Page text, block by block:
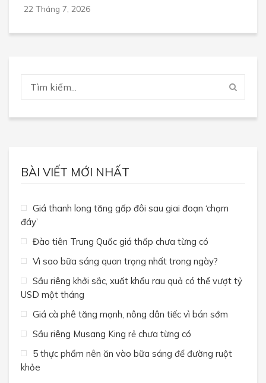
22 Tháng 7, 2026
BÀI VIẾT MỚI NHẤT
Giá thanh long tăng gấp đôi sau giai đoạn ‘chạm
đáy’
Đào tiên Trung Quốc giá thấp chưa từng có
Vì sao bữa sáng quan trọng nhất trong ngày?
Sầu riêng khởi sắc, xuất khẩu rau quả có thể vượt tỷ
USD một tháng
Giá cà phê tăng mạnh, nông dân tiếc vì bán sớm
Sầu riêng Musang King rẻ chưa từng có
5 thực phẩm nên ăn vào bữa sáng để đường ruột
khỏe